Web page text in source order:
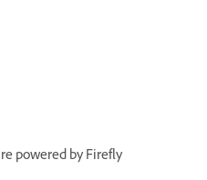
powered by Firefly